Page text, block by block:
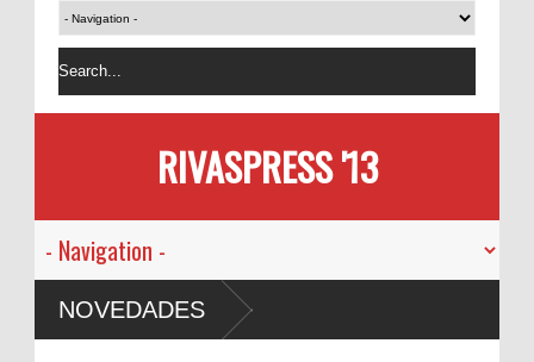
RIVASPRESS '13
NOVEDADES